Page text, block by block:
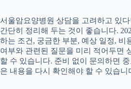
서울암요양병원 상담을 고려하고 있
간단히 정리해 두는 것이 좋습니다.
하는 조건, 궁금한 부분, 예상 일정, 비
여부와 관련된 질문을 미리 적어두면
할 수 있습니다. 준비 없이 문의하면
은 내용을 다시 확인해야 할 수 있습니